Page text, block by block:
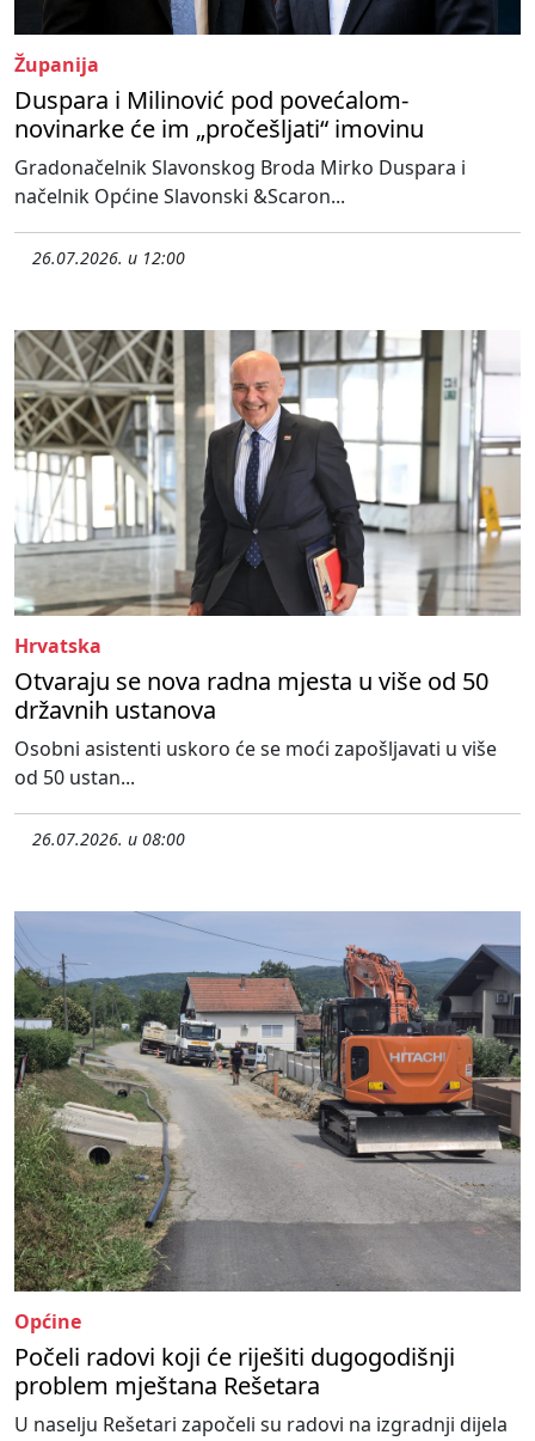
Županija
Duspara i Milinović pod povećalom-
novinarke će im „pročešljati“ imovinu
Gradonačelnik Slavonskog Broda Mirko Duspara i
načelnik Općine Slavonski &Scaron...
26.07.2026. u 12:00
Hrvatska
Otvaraju se nova radna mjesta u više od 50
državnih ustanova
Osobni asistenti uskoro će se moći zapošljavati u više
od 50 ustan...
26.07.2026. u 08:00
Općine
Počeli radovi koji će riješiti dugogodišnji
problem mještana Rešetara
U naselju Rešetari započeli su radovi na izgradnji dijela